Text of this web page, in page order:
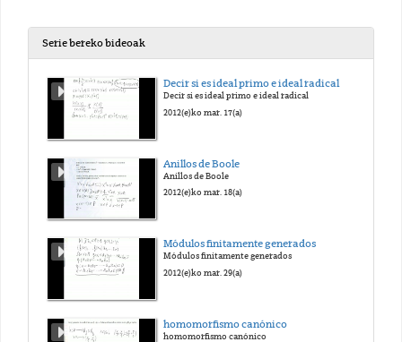
Serie bereko bideoak
Decir si es ideal primo e ideal radical
Decir si es ideal primo e ideal radical
2012(e)ko mar. 17(a)
Anillos de Boole
Anillos de Boole
2012(e)ko mar. 18(a)
Módulos finitamente generados
Módulos finitamente generados
2012(e)ko mar. 29(a)
homomorfismo canónico
homomorfismo canónico